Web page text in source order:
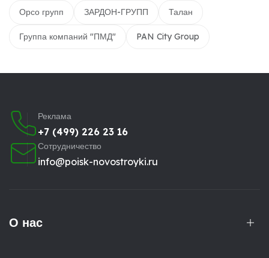
Орсо групп ЗАРДОН-ГРУПП Талан
Группа компаний "ПМД" PAN City Group
Реклама
+7 (499) 226 23 16
Сотрудничество
info@poisk-novostroyki.ru
О нас